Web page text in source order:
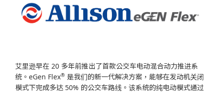
艾里逊早在 20 多年前推出了首款公交车电动混合动力推进系
统。eGen Flex® 是我们的新一代解决方案，能够在发动机关闭
模式下完成多达 50% 的公交车路线。该系统的纯电动模式通过